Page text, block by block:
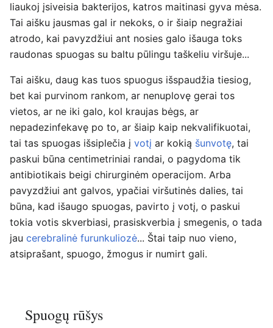
liaukoj įsiveisia bakterijos, katros maitinasi gyva mėsa.
Tai aišku jausmas gal ir nekoks, o ir šiaip negražiai
atrodo, kai pavyzdžiui ant nosies galo išauga toks
raudonas spuogas su baltu pūlingu taškeliu viršuje...
Tai aišku, daug kas tuos spuogus išspaudžia tiesiog,
bet kai purvinom rankom, ar nenuplovę gerai tos
vietos, ar ne iki galo, kol kraujas bėgs, ar
nepadezinfekavę po to, ar šiaip kaip nekvalifikuotai,
tai tas spuogas išsiplečia į votį ar kokią šunvotę, tai
paskui būna centimetriniai randai, o pagydoma tik
antibiotikais beigi chirurginėm operacijom. Arba
pavyzdžiui ant galvos, ypačiai viršutinės dalies, tai
būna, kad išaugo spuogas, pavirto į votį, o paskui
tokia votis skverbiasi, prasiskverbia į smegenis, o tada
jau cerebralinė furunkuliozė... Štai taip nuo vieno,
atsiprašant, spuogo, žmogus ir numirt gali.
Spuogų rūšys